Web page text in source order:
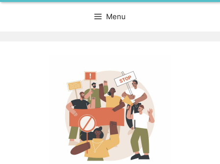
Menu